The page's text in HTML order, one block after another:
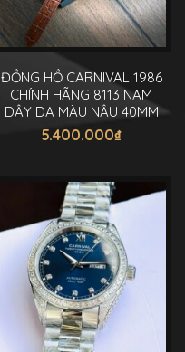
ĐỒNG HỒ CARNIVAL 1986
CHÍNH HÃNG 8113 NAM
DÂY DA MÀU NÂU 40MM
5.400.000₫